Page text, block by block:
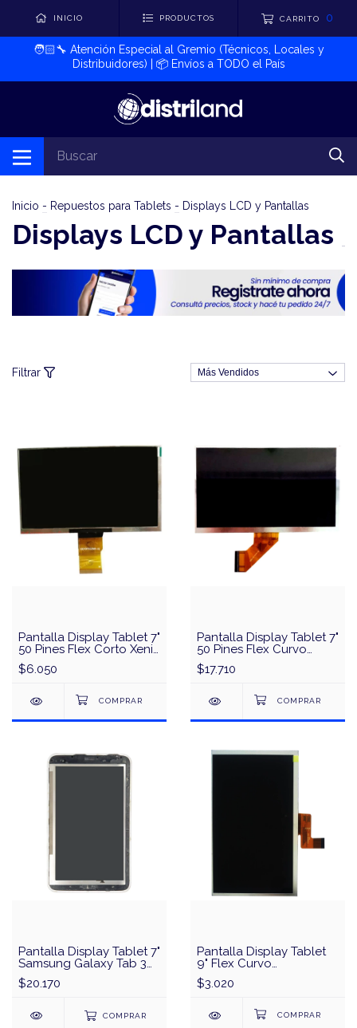
INICIO PRODUCTOS CARRITO 0
🧑🏻‍🔧​ Atención Especial al Gremio (Técnicos, Locales y
Distribuidores) | 📦​ Envíos a TODO el País
Inicio - Repuestos para Tablets - Displays LCD y Pantallas
Displays LCD y Pantallas
Filtrar
Pantalla Display Tablet 7"
50 Pines Flex Corto Xenit
704 SQ070FPCC250R-02
$6.050
Pantalla Display Tablet 7"
50 Pines Flex Curvo
Y83510
$17.710
Pantalla Display Tablet 7"
Samsung Galaxy Tab 3
Lite T111 Con Marco
Desarme Original
$20.170
COMPRAR
Pantalla Display Tablet
9" Flex Curvo
FPC90030A-MIPI
$3.020